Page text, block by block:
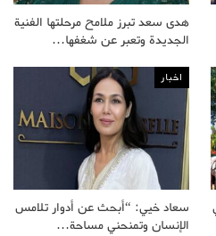
هدى سعد تبرز ملامح مرحلتها الفنية
الجديدة وتعبر عن شغفها…
اخبار
سعاد خيي: “أبحث عن أدوار تلامس
الإنسان وتمنحني مساحة…